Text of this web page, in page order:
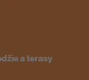
a terasy